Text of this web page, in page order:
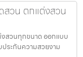
วน ตกแต่งสวน
สวนทุกขนาด ออกแบบ
ระกันความสวยงาม